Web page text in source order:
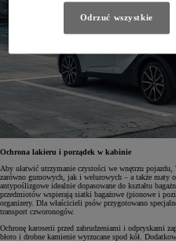
Ochrona lakieru i porządek w kabinie
Aby ułatwić utrzymanie czystości we wnętrzu
zarówno gumowych, jak i welurowych – a także maty
antypoślizgowe idealnie dopasowane do kształtu
przedmiotów wspierają siatki bagażowe (pionowe i
organizery. Dla właścicieli psów przygotowano
transport czworonogów.
Ochronę karoserii przed zabrudzeniami i odpryskami
błoto i drobne kamienie wyrzucane spod kół.
Odrzuć wszystkie